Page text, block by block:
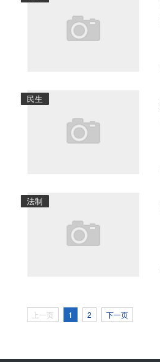
民生
法制
上一页 1 2 下一页